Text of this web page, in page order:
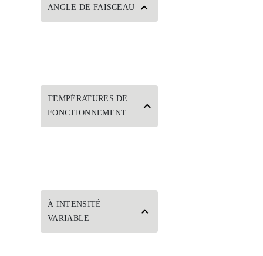
ANGLE DE FAISCEAU
TEMPÉRATURES DE
FONCTIONNEMENT
À INTENSITÉ
VARIABLE